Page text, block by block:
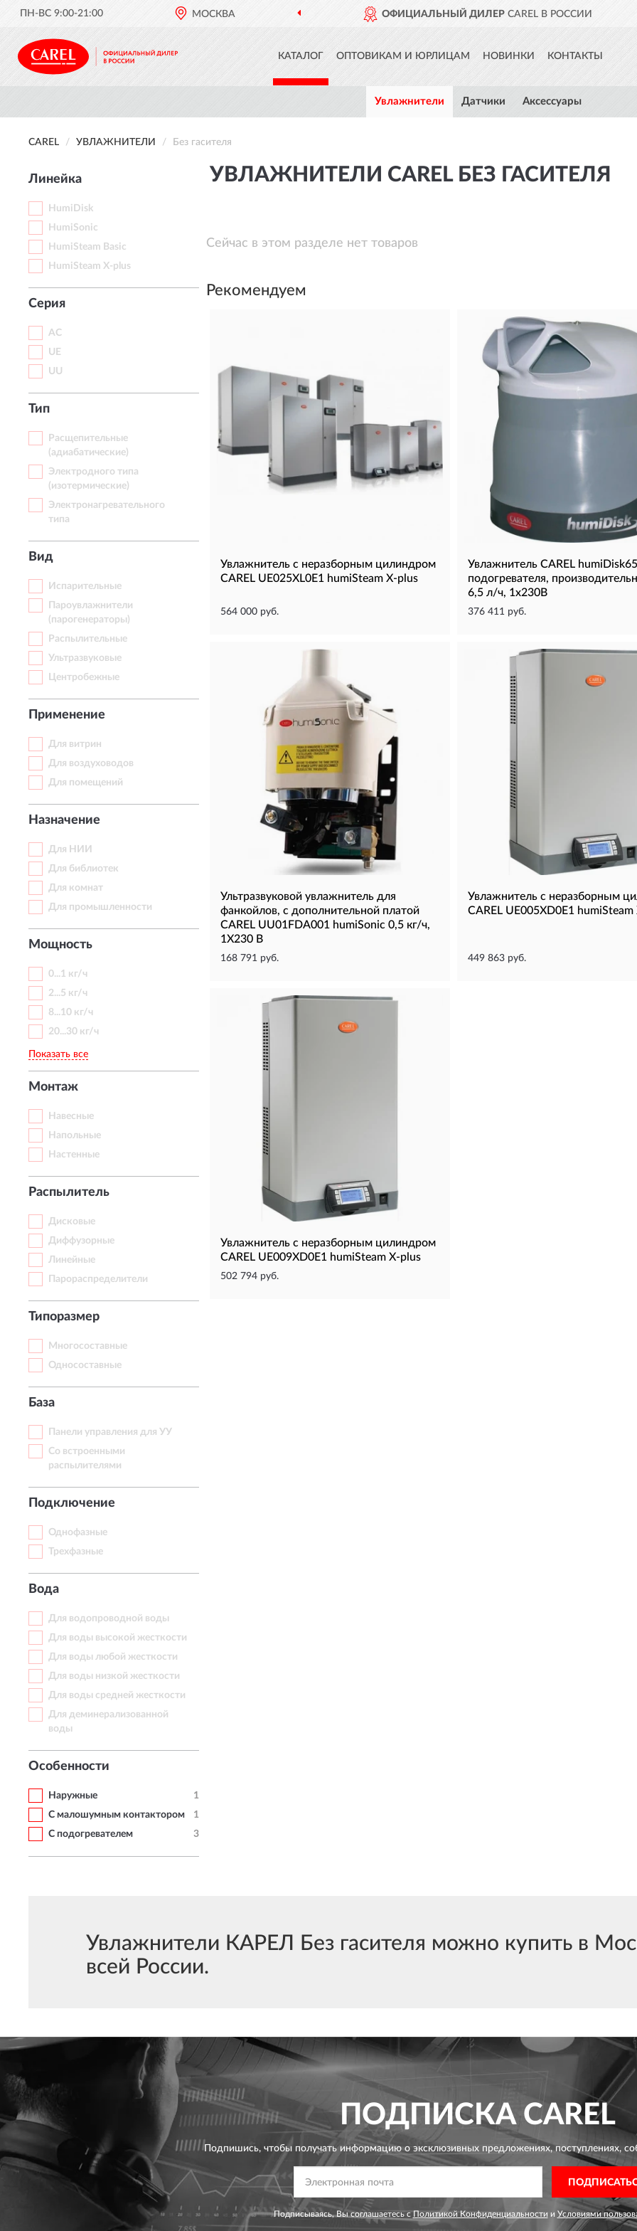
ПН-ВС 9:00-21:00 МОСКВА ОФИЦИАЛЬНЫЙ ДИЛЕР CAREL В РОССИИ
КАТАЛОГ ОПТОВИКАМ И ЮРЛИЦАМ НОВИНКИ КОНТАКТЫ
Увлажнители Датчики Аксессуары
CAREL УВЛАЖНИТЕЛИ Без гасителя
Линейка
HumiDisk
HumiSonic
HumiSteam Basic
HumiSteam X-plus
Серия
AC
UE
UU
Тип
Расщепительные
(адиабатические)
Электродного типа
(изотермические)
Электронагревательного
типа
Вид
Испарительные
Пароувлажнители
(парогенераторы)
Распылительные
Ультразвуковые
Центробежные
Применение
Для витрин
Для воздуховодов
Для помещений
Назначение
Для НИИ
Для библиотек
Для комнат
Для промышленности
Мощность
0...1 кг/ч
2...5 кг/ч
8...10 кг/ч
20...30 кг/ч
Показать все
Монтаж
Навесные
Напольные
Настенные
Распылитель
Дисковые
Диффузорные
Линейные
Парораспределители
Типоразмер
Многосоставные
Односоставные
База
Панели управления для УУ
Со встроенными
распылителями
Подключение
Однофазные
Трехфазные
Вода
Для водопроводной воды
Для воды высокой жесткости
Для воды любой жесткости
Для воды низкой жесткости
Для воды средней жесткости
Для деминерализованной
воды
Особенности
Наружные
1
С малошумным контактором
1
С подогревателем
3
УВЛАЖНИТЕЛИ CAREL БЕЗ ГАСИТЕЛЯ
Сейчас в этом разделе нет товаров
Рекомендуем
Увлажнитель с неразборным цилиндром
CAREL UE025XL0E1 humiSteam X-plus
564 000 руб.
Увлажнитель CAREL
подогревателя,
6,5 л/ч, 1х230В
376 411 руб.
Ультразвуковой увлажнитель для
фанкойлов, с дополнительной платой
CAREL UU01FDA001 humiSonic 0,5 кг/ч,
1X230 В
168 791 руб.
Увлажнитель с неразборным
CAREL UE005XD0E1 humiSteam
449 863 руб.
Увлажнитель с неразборным цилиндром
CAREL UE009XD0E1 humiSteam X-plus
502 794 руб.
Увлажнители КАРЕЛ Без гасителя можно купить в
всей России.
ПОДПИСКАCAREL
Подпишись, чтобы получать информацию о эксклюзивных предложениях,поступлениях,
Подписываясь, Вы соглашаетесь сПолитикой Конфиденциальности и Условиями